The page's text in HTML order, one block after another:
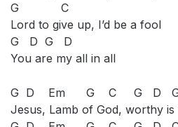
G C
Lord to give up, I’d be a fool
G D G D
You are my all in all
G D Em G C G D
Jesus, Lamb of God, worthy is